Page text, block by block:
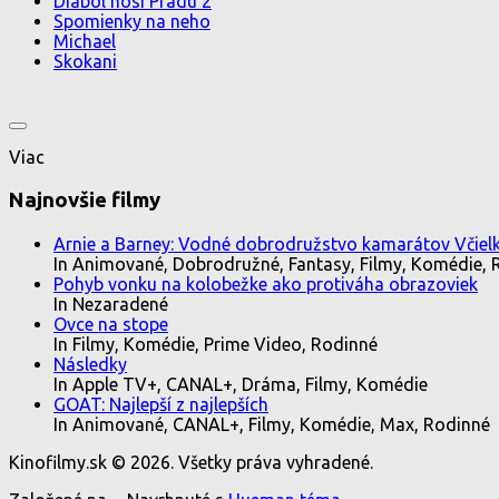
Spomienky na neho
Michael
Skokani
Viac
Najnovšie filmy
Arnie a Barney: Vodné dobrodružstvo kamarátov
In Animované, Dobrodružné, Fantasy, Filmy, Komédie,
Pohyb vonku na kolobežke ako protiváha obrazoviek
In Nezaradené
Ovce na stope
In Filmy, Komédie, Prime Video, Rodinné
Následky
In Apple TV+, CANAL+, Dráma, Filmy, Komédie
GOAT: Najlepší z najlepších
In Animované, CANAL+, Filmy, Komédie, Max, Rodinné
Kinofilmy.sk © 2026. Všetky práva vyhradené.